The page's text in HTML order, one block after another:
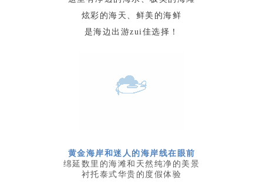
炫彩的海天、鲜美的海鲜
是海边出游zui佳选择！
黄金海岸和迷人的海岸线在眼前
绵延数里的海滩和天然纯净的美景
衬托泰式华贵的度假体验